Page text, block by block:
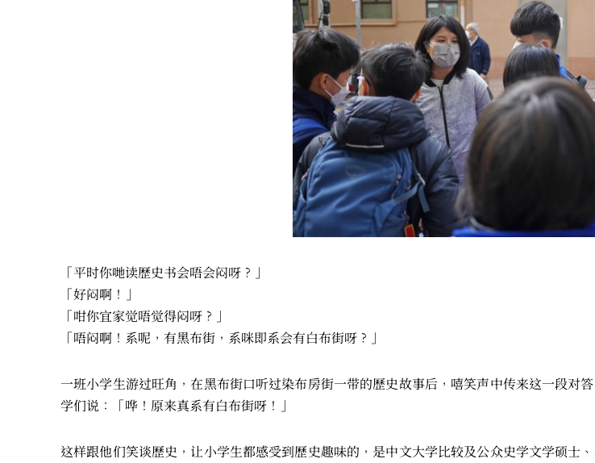
「平时你哋读歷史书会唔会闷呀？」
「好闷啊！」
「咁你宜家觉唔觉得闷呀？」
「唔闷啊！系呢，有黑布街，系咪即系会有白布街呀？」
一班小学生游过旺角，在黑布街口听过染布房街一带的歷史故事后，嘻笑声中传来这一段对
学们说：「哗！原来真系有白布街呀！」
这样跟他们笑谈歷史，让小学生都感受到歷史趣味的，是中文大学比较及公众史学文学硕士